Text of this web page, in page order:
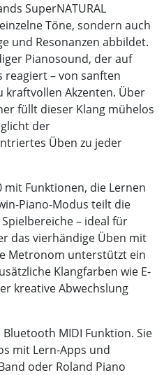
SuperNATURAL
Töne, sondern auch
und Resonanzen abbildet.
Pianosound, der auf
reagiert – von sanften
kraftvollen Akzenten. Über
füllt dieser Klang mühelos
der
Üben zu jeder
mit Funktionen, die Lernen
Piano-Modus teilt die
– ideal für
das vierhändige Üben mit
Metronom unterstützt ein
Klangfarben wie E-
kreative Abwechslung
MIDI Funktion. Sie
mit Lern-Apps und
oder Roland Piano